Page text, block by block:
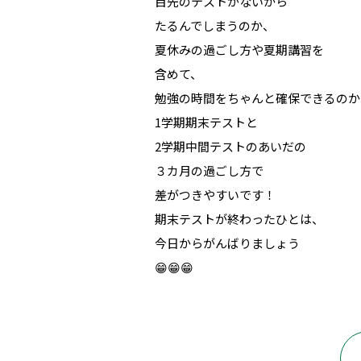
たるんでしまうのか、
夏休みの過ごし方や夏期講習を
含めて、
勉強の時間をちゃんと確保できるのか
1学期期末テストと
2学期中間テストのあいだの
３カ月の過ごし方で
差がつきやすいです！
期末テストが終わったひとは、
今日からがんばりましょう
😁😁😁